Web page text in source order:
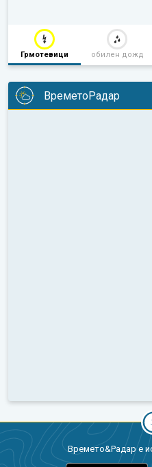
Грмотевици обилен дожд
ВреметоРадар
Времето&Радар е